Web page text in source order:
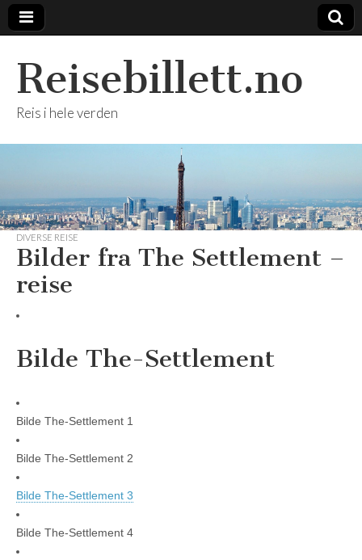
Reisebillett.no
Reis i hele verden
DIVERSE REISE
Bilder fra The Settlement –
reise
Bilde The-Settlement
Bilde The-Settlement 1
Bilde The-Settlement 2
Bilde The-Settlement 3
Bilde The-Settlement 4